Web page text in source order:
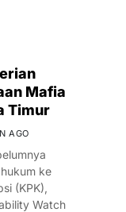
Mafia
Timur
AGO
ke
(KPK),
Watch